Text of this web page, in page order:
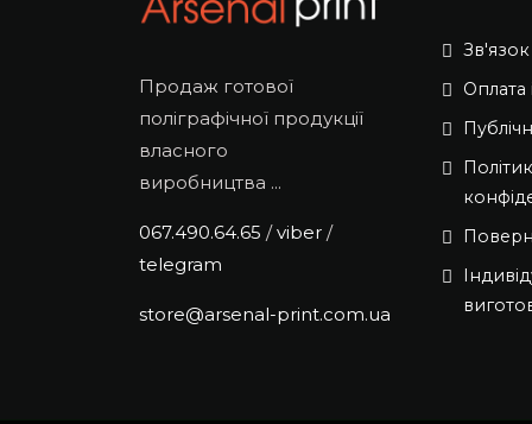
Продаж готової
поліграфічної продукції
власного
виробництва ...
067.490.64.65 /viber /
telegram
store@arsenal-print.com.ua
Оплата